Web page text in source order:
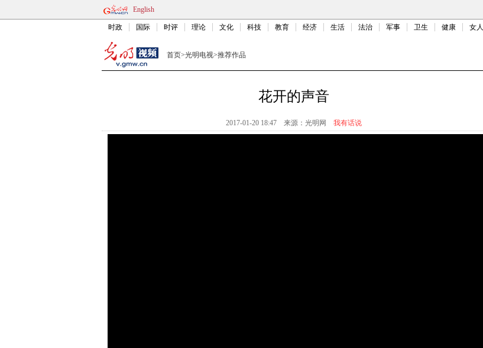
English
时政 国际 时评 理论 文化 科技 教育 经济 生活 法治 军事 卫生 健康 女人
首页>光明电视>推荐作品
花开的声音
2017-01-20 18:47 来源： 光明网 我有话说